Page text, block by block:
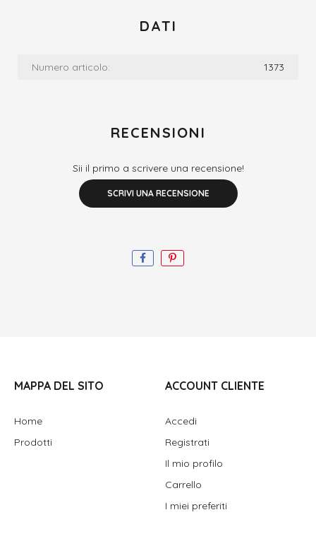
DATI
Numero articolo: 1373
RECENSIONI
Sii il primo a scrivere una recensione!
SCRIVI UNA RECENSIONE
MAPPA DEL SITO
Home
Prodotti
ACCOUNT CLIENTE
Accedi
Registrati
Il mio profilo
Carrello
I miei preferiti